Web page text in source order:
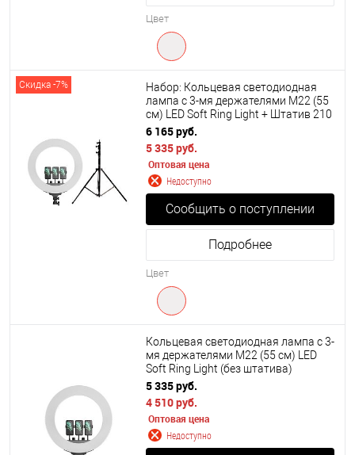
Цвет
Скидка -7%
Набор: Кольцевая светодиодная
лампа с 3-мя держателями M22 (55
см) LED Soft Ring Light + Штатив 210
см.
6 165 руб.
5 335 руб.
Оптовая цена
Недоступно
Сообщить о поступлении
Подробнее
Цвет
Кольцевая светодиодная лампа с 3-
мя держателями M22 (55 см) LED
Soft Ring Light (без штатива)
5 335 руб.
4 510 руб.
Оптовая цена
Недоступно